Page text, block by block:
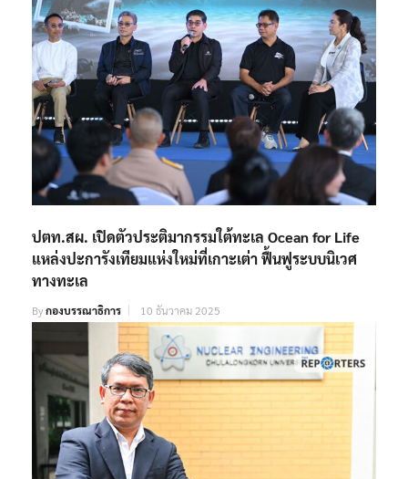
ปตท.สผ. เปิดตัวประติมากรรมใต้ทะเล Ocean for Life
แหล่งปะการังเทียมแห่งใหม่ที่เกาะเต่า ฟื้นฟูระบบนิเวศ
ทางทะเล
Byกองบรรณาธิการ 10 ธันวาคม 2025